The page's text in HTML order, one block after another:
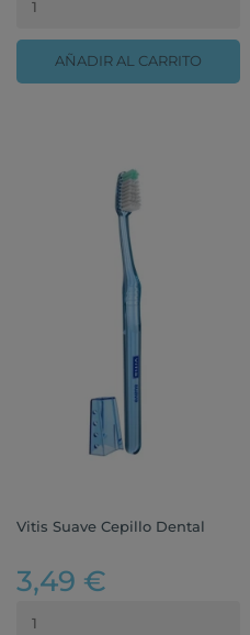
AÑADIR AL CARRITO
Vitis Suave Cepillo Dental
3,49 €